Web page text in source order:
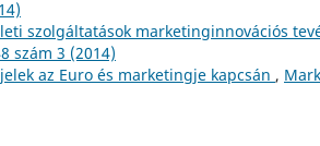
szolgáltatások marketinginnovációs
szám 3 (2014)
az Euro és marketingje kapcsán ,